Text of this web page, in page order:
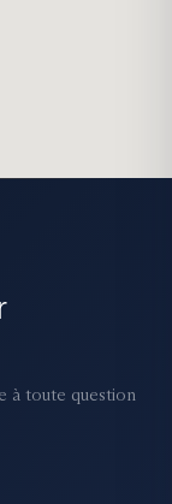
à toute question